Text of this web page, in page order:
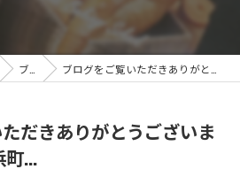
ブログ ブログをご覧いただきありがとうございます🙇‍♀️ 延岡市浜町...
だきありがとうございま
...